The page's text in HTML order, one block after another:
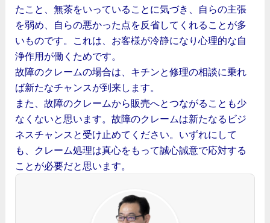
たこと、無茶をいっていることに気づき、自らの主張
を弱め、自らの悪かった点を反省してくれることが多
いものです。これは、お客様が冷静になり心理的な自
浄作用が働くためです。
故障のクレームの場合は、キチンと修理の相談に乗れ
ば新たなチャンスが到来します。
また、故障のクレームから販売へとつながることも少
なくないと思います。故障のクレームは新たなるビジ
ネスチャンスと受け止めてください。いずれにして
も、クレーム処理は真心をもって誠心誠意で応対する
ことが必要だと思います。